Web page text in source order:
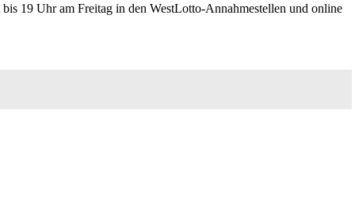
19 Uhr am Freitag in den WestLotto-Annahmestellen und online